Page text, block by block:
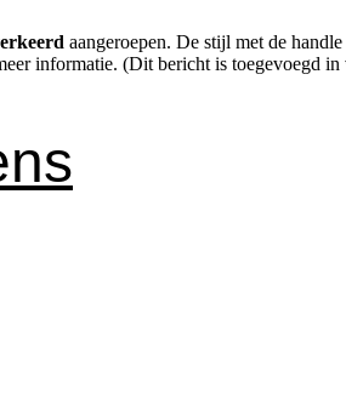
aangeroepen. De stijl met de
informatie. (Dit bericht is toegevoegd in